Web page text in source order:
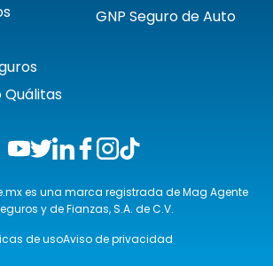
Quálitas
GNP Seguro de Auto
es una marca registrada de Mag Agente
y de Fianzas, S.A. de C.V.
de usoAviso de privacidad